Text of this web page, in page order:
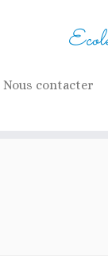
Nous contacter